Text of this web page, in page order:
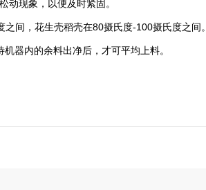
现象，以便及时紧固。
间，花生壳稻壳在80摄氏度-100摄氏度之间。
器内的余料出净后，才可平均上料。